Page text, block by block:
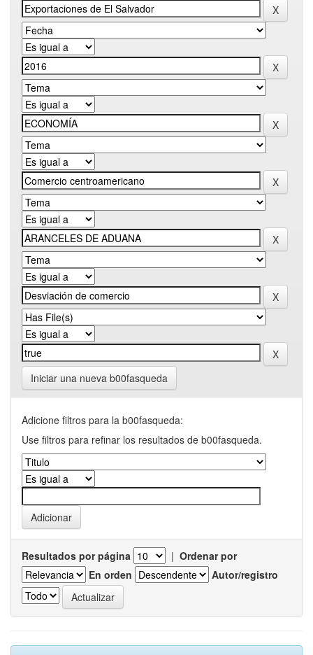
Iniciar una nueva b00fasqueda
Adicione filtros para la b00fasqueda:
Use filtros para refinar los resultados de b00fasqueda.
Resultados por página | Ordenar por
En orden
Autor/registro